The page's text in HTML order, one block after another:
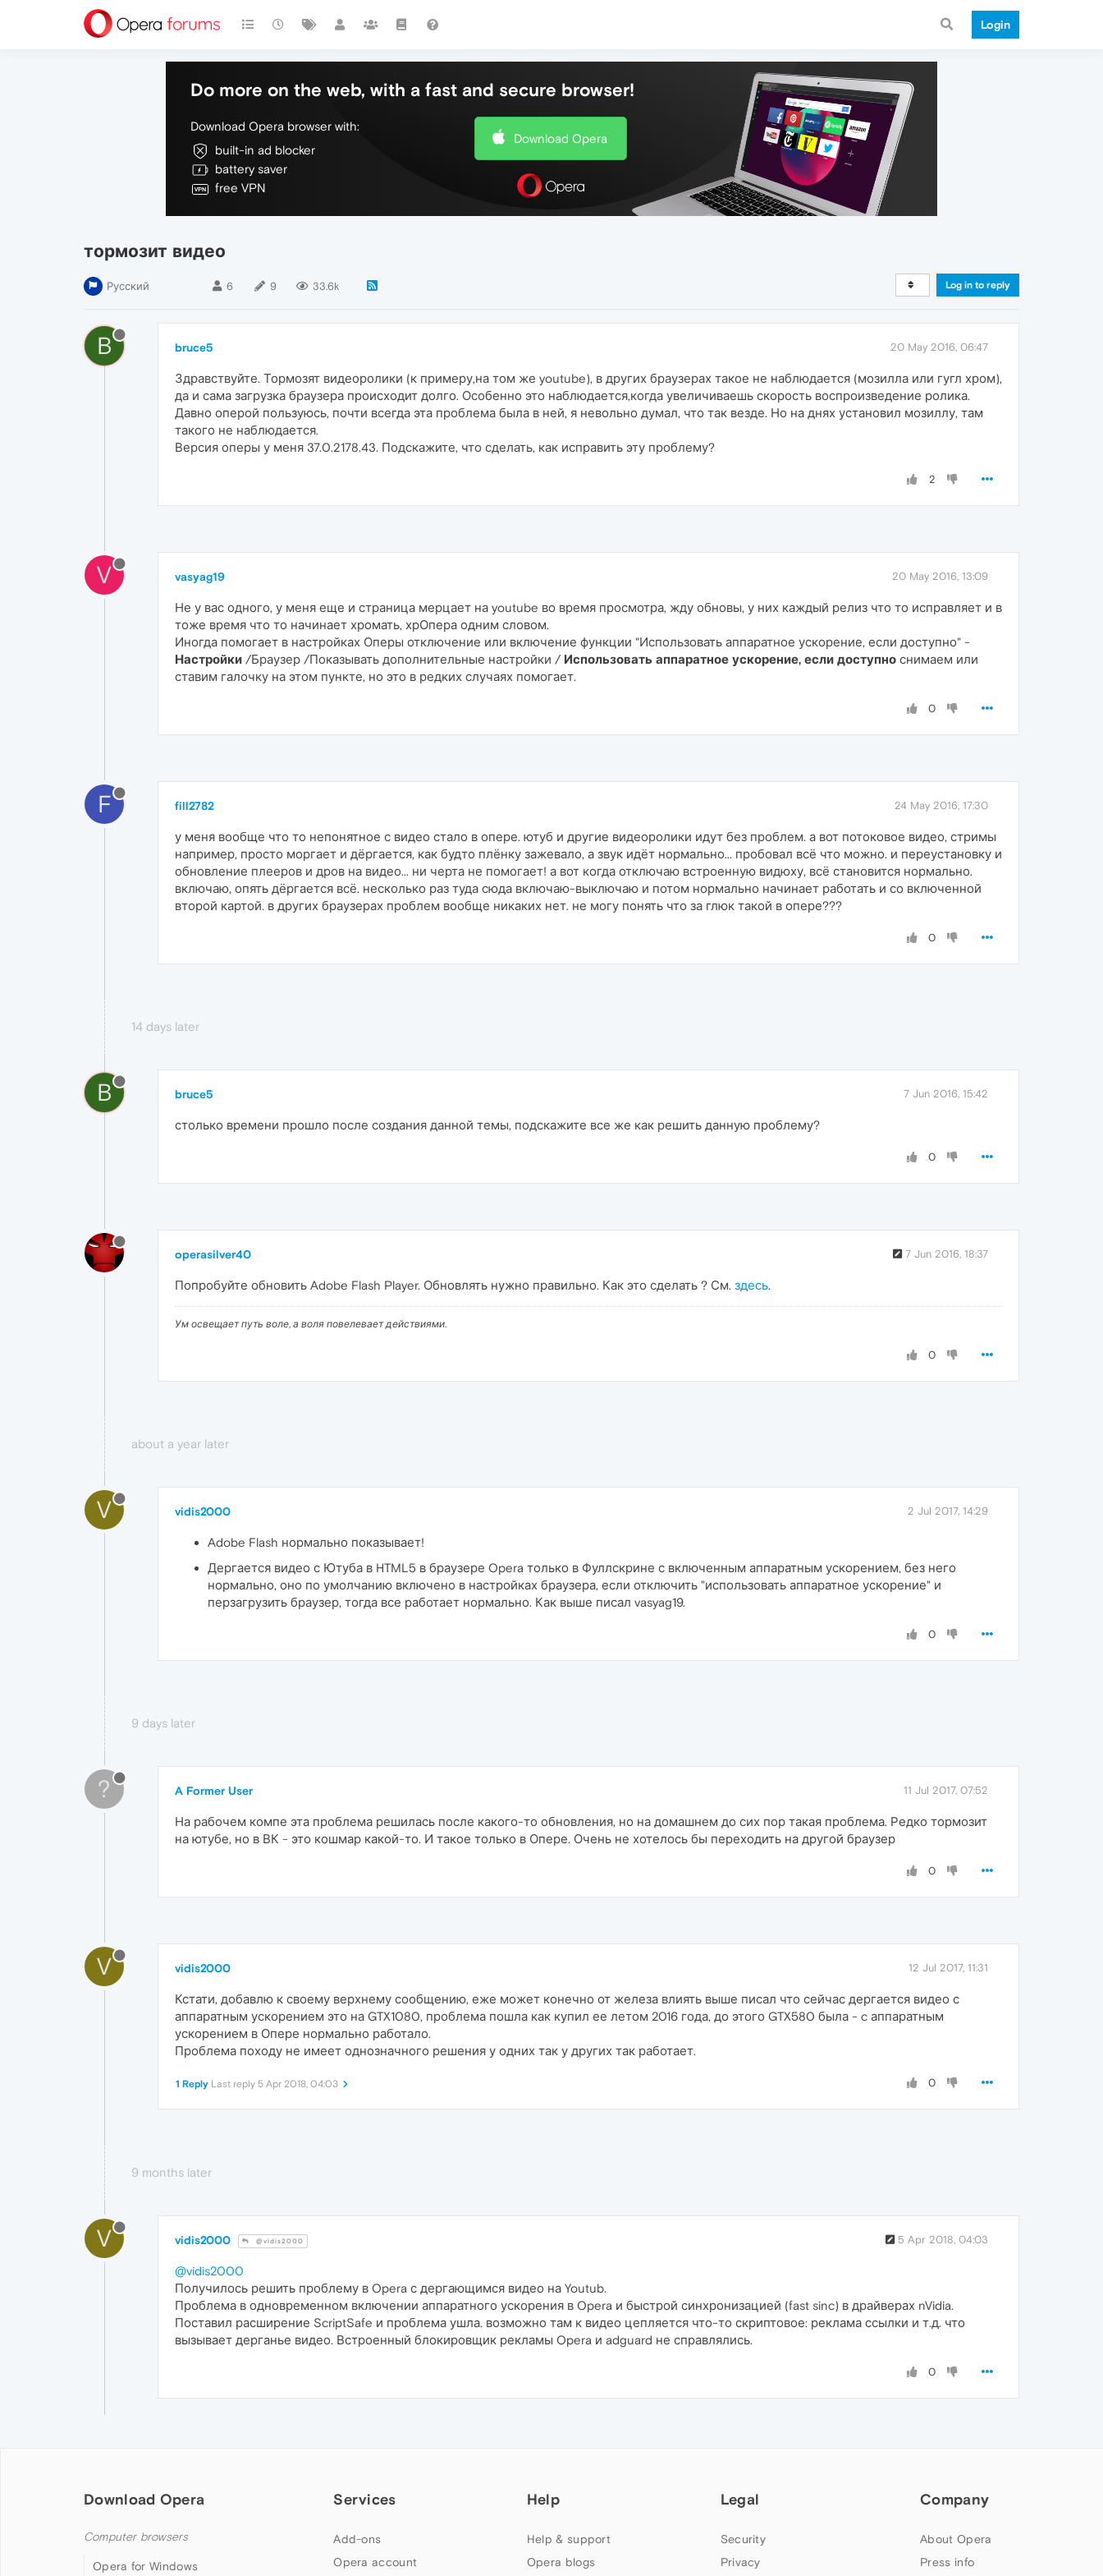
Login
Do more on the web, with a fast and secure browser!
Download Opera browser with:
built-in ad blocker
battery saver
free VPN
Download Opera
тормозит видео
Русский 6 9 33.6k Log in to reply
B bruce5 20 May 2016, 06:47
Здравствуйте. Тормозят видеоролики (к примеру,на том же youtube), в других браузерах такое не наблюдается (мозилла или гугл хром),
да и сама загрузка браузера происходит долго. Особенно это наблюдается,когда увеличиваешь скорость воспроизведение ролика.
Давно оперой пользуюсь, почти всегда эта проблема была в ней, я невольно думал, что так везде. Но на днях установил мозиллу, там
такого не наблюдается.
Версия оперы у меня 37.0.2178.43. Подскажите, что сделать, как исправить эту проблему?
2
V vasyag19 20 May 2016, 13:09
Не у вас одного, у меня еще и страница мерцает на youtube во время просмотра, жду обновы, у них каждый релиз что то исправляет и в
тоже время что то начинает хромать, хрОпера одним словом.
Иногда помогает в настройках Оперы отключение или включение функции "Использовать аппаратное ускорение, если доступно" -
Настройки /Браузер /Показывать дополнительные настройки / Использовать аппаратное ускорение, если доступно снимаем или
ставим галочку на этом пункте, но это в редких случаях помогает.
0
F fill2782 24 May 2016, 17:30
у меня вообще что то непонятное с видео стало в опере. ютуб и другие видеоролики идут без проблем. а вот потоковое видео, стримы
например, просто моргает и дёргается, как будто плёнку зажевало, а звук идёт нормально... пробовал всё что можно. и переустановку и
обновление плееров и дров на видео... ни черта не помогает! а вот когда отключаю встроенную видюху, всё становится нормально.
включаю, опять дёргается всё. несколько раз туда сюда включаю-выключаю и потом нормально начинает работать и со включенной
второй картой. в других браузерах проблем вообще никаких нет. не могу понять что за глюк такой в опере???
0
14 days later
B bruce5 7 Jun 2016, 15:42
столько времени прошло после создания данной темы, подскажите все же как решить данную проблему?
0
operasilver40 7 Jun 2016, 18:37
Попробуйте обновить Adobe Flash Player. Обновлять нужно правильно. Как это сделать ? См. здесь.
Ум освещает путь воле, а воля повелевает действиями.
0
about a year later
V vidis2000 2 Jul 2017, 14:29
Adobe Flash нормально показывает!
Дергается видео с Ютуба в HTML5 в браузере Opera только в Фуллскрине с включенным аппаратным ускорением, без него
нормально, оно по умолчанию включено в настройках браузера, если отключить "использовать аппаратное ускорение" и
перзагрузить браузер, тогда все работает нормально. Как выше писал vasyag19.
0
9 days later
? A Former User 11 Jul 2017, 07:52
На рабочем компе эта проблема решилась после какого-то обновления, но на домашнем до сих пор такая проблема. Редко тормозит
на ютубе, но в ВК - это кошмар какой-то. И такое только в Опере. Очень не хотелось бы переходить на другой браузер
0
V vidis2000 12 Jul 2017, 11:31
Кстати, добавлю к своему верхнему сообщению, еже может конечно от железа влиять выше писал что сейчас дергается видео с
аппаратным ускорением это на GTX1080, проблема пошла как купил ее летом 2016 года, до этого GTX580 была - c аппаратным
ускорением в Опере нормально работало.
Проблема походу не имеет однозначного решения у одних так у других так работает.
0
1 Reply Last reply 5 Apr 2018, 04:03
9 months later
V vidis2000 @vidis2000 5 Apr 2018, 04:03
@vidis2000
Получилось решить проблему в Opera с дергающимся видео на Youtub.
Проблема в одновременном включении аппаратного ускорения в Opera и быстрой синхронизацией (fast sinc) в драйверах nVidia.
Поставил расширение ScriptSafe и проблема ушла. возможно там к видео цепляется что-то скриптовое: реклама ссылки и т.д. что
вызывает дерганье видео. Встроенный блокировщик рекламы Opera и adguard не справлялись.
0
Download Opera
Computer browsers
Opera for Windows
Services
Add-ons
Opera account
Help
Help & support
Opera blogs
Legal
Security
Privacy
Company
About Opera
Press info